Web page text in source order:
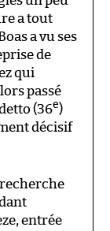
a tout
a vu ses
de
qui
passé
(36e)
décisif
recherche
entrée